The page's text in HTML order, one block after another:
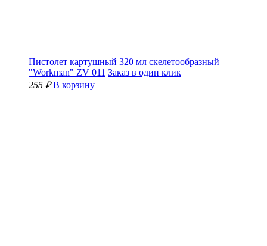
Пистолет картушный 320 мл скелетообразный
"Workman" ZV 011 Заказ в один клик
255 ₽ В корзину